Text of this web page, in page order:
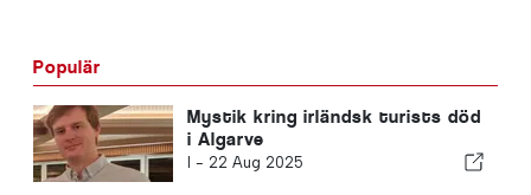
Populär
Mystik kring irländsk turists död
i Algarve
I - 22 Aug 2025